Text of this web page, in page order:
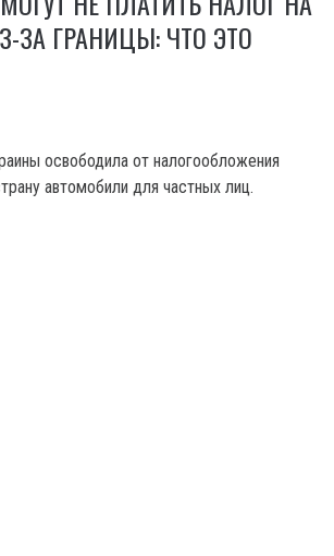
ЗА ГРАНИЦЫ: ЧТО ЭТО
освободила от налогообложения
автомобили для частных лиц.